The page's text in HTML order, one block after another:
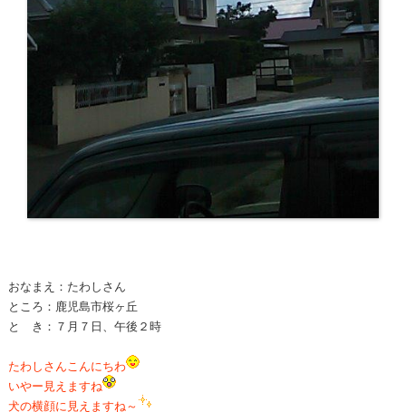
おなまえ：たわしさん
ところ：鹿児島市桜ヶ丘
と き：７月７日、午後２時
たわしさんこんにちわ
いやー見えますね
犬の横顔に見えますね～